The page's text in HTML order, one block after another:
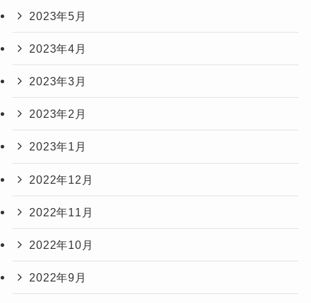
2023年5月
2023年4月
2023年3月
2023年2月
2023年1月
2022年12月
2022年11月
2022年10月
2022年9月